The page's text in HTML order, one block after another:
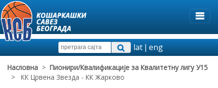
lat|eng
Насловна > Пионири/Квалификације за Квалитетну лигу У15
> КК Црвена Звезда - КК Жарково